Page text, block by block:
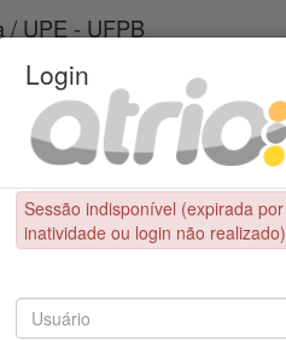
/ UPE - UFPB
Admissão Ferramentas
Login
Sessão indisponível (expirada por
inatividade ou login não realizado)